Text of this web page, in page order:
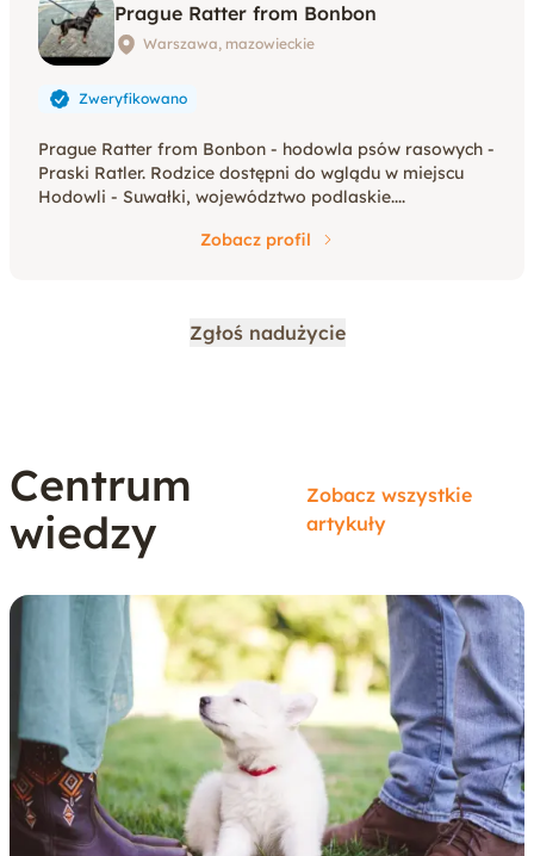
Prague Ratter from Bonbon
Warszawa, mazowieckie
Zweryfikowano
Prague Ratter from Bonbon - hodowla psów rasowych -
Praski Ratler. Rodzice dostępni do wglądu w miejscu
Hodowli - Suwałki, województwo podlaskie....
Zobacz profil
Zgłoś nadużycie
Centrum
wiedzy
Zobacz wszystkie
artykuły